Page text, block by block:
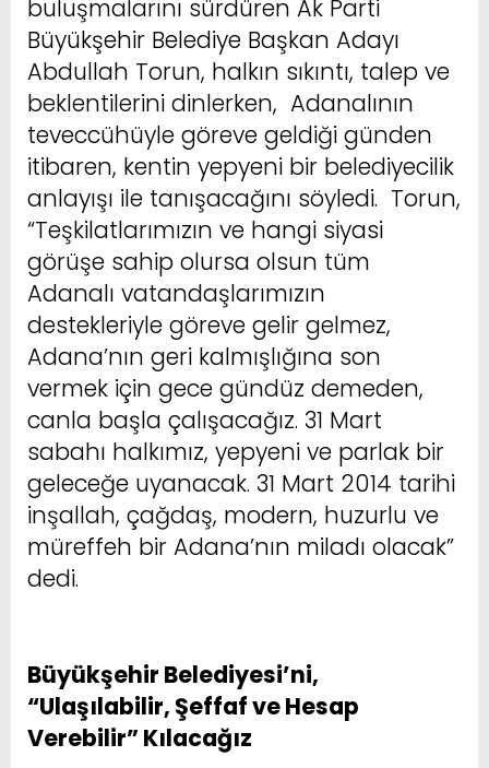
buluşmalarını sürdüren Ak Parti
Büyükşehir Belediye Başkan Adayı
Abdullah Torun, halkın sıkıntı, talep ve
beklentilerini dinlerken, Adanalının
teveccühüyle göreve geldiği günden
itibaren, kentin yepyeni bir belediyecilik
anlayışı ile tanışacağını söyledi. Torun,
“Teşkilatlarımızın ve hangi siyasi
görüşe sahip olursa olsun tüm
Adanalı vatandaşlarımızın
destekleriyle göreve gelir gelmez,
Adana’nın geri kalmışlığına son
vermek için gece gündüz demeden,
canla başla çalışacağız. 31 Mart
sabahı halkımız, yepyeni ve parlak bir
geleceğe uyanacak. 31 Mart 2014 tarihi
inşallah, çağdaş, modern, huzurlu ve
müreffeh bir Adana’nın miladı olacak”
dedi.
Büyükşehir Belediyesi’ni,
“Ulaşılabilir, Şeffaf ve Hesap
Verebilir” Kılacağız